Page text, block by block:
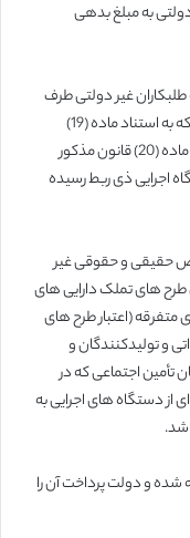
به مبلغ بدهی
غیر دولتی طرف
حساب در طرح های تملک دارایی های سرمایه ای که به استناد ماده (19)
قانون محاسبات عمومی کشور ایجاد و با توجه به ماده (20) قانون مذکور
اجرایی ذی ربط رسیده
حقیقی و حقوقی غیر
های تملک دارایی های
شماره (1) و ردیف های متفرقه (اعتبار طرح های
و تولیدکنندگان و
تأمین اجتماعی که در
از دستگاه های اجرایی به
و دولت پرداخت آن را